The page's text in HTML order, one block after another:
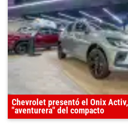
Chevrolet presentó el Onix
"aventurera" del compacto